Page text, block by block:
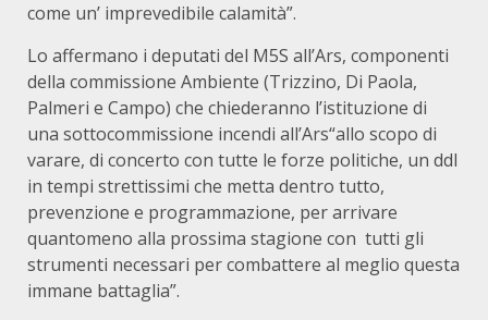
come un’ imprevedibile calamità”.
Lo affermano i deputati del M5S all’Ars, componenti
della commissione Ambiente (Trizzino, Di Paola,
Palmeri e Campo) che chiederanno l’istituzione di
una sottocommissione incendi all’Ars“allo scopo di
varare, di concerto con tutte le forze politiche, un ddl
in tempi strettissimi che metta dentro tutto,
prevenzione e programmazione, per arrivare
quantomeno alla prossima stagione con tutti gli
strumenti necessari per combattere al meglio questa
immane battaglia”.